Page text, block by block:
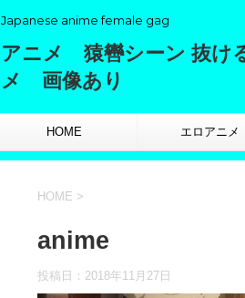
Japanese anime female gag
アニメ 猿轡シーン 抜け
メ 画像あり
HOME エロアニメ
HOME >
anime
投稿日： 2018年11月27日